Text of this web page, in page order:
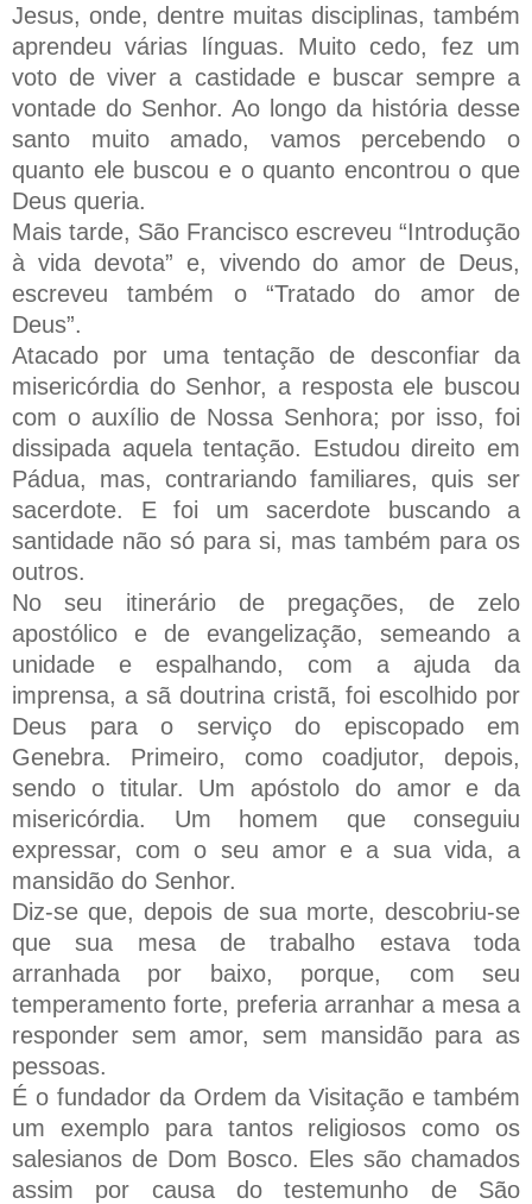
Jesus, onde, dentre muitas disciplinas, também
aprendeu várias línguas. Muito cedo, fez um
voto de viver a castidade e buscar sempre a
vontade do Senhor. Ao longo da história desse
santo muito amado, vamos percebendo o
quanto ele buscou e o quanto encontrou o que
Deus queria.
Mais tarde, São Francisco escreveu “Introdução
à vida devota” e, vivendo do amor de Deus,
escreveu também o “Tratado do amor de
Deus”.
Atacado por uma tentação de desconfiar da
misericórdia do Senhor, a resposta ele buscou
com o auxílio de Nossa Senhora; por isso, foi
dissipada aquela tentação. Estudou direito em
Pádua, mas, contrariando familiares, quis ser
sacerdote. E foi um sacerdote buscando a
santidade não só para si, mas também para os
outros.
No seu itinerário de pregações, de zelo
apostólico e de evangelização, semeando a
unidade e espalhando, com a ajuda da
imprensa, a sã doutrina cristã, foi escolhido por
Deus para o serviço do episcopado em
Genebra. Primeiro, como coadjutor, depois,
sendo o titular. Um apóstolo do amor e da
misericórdia. Um homem que conseguiu
expressar, com o seu amor e a sua vida, a
mansidão do Senhor.
Diz-se que, depois de sua morte, descobriu-se
que sua mesa de trabalho estava toda
arranhada por baixo, porque, com seu
temperamento forte, preferia arranhar a mesa a
responder sem amor, sem mansidão para as
pessoas.
É o fundador da Ordem da Visitação e também
um exemplo para tantos religiosos como os
salesianos de Dom Bosco. Eles são chamados
assim por causa do testemunho de São